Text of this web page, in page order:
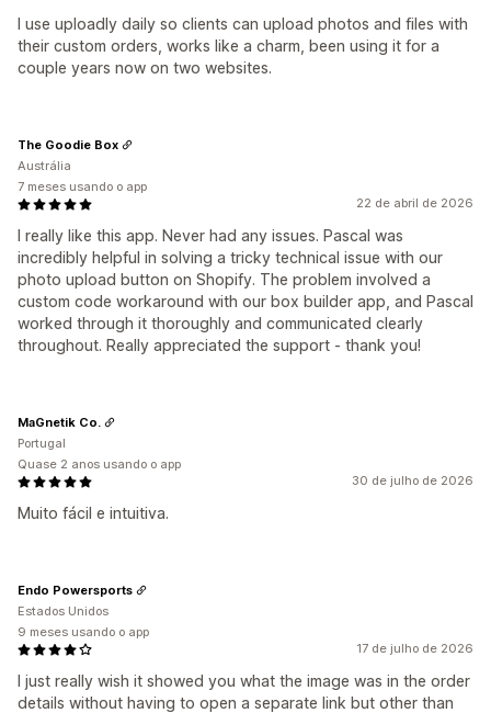
I use uploadly daily so clients can upload photos and files with
their custom orders, works like a charm, been using it for a
couple years now on two websites.
22 de abril de 2026
I really like this app. Never had any issues. Pascal was
incredibly helpful in solving a tricky technical issue with our
photo upload button on Shopify. The problem involved a
custom code workaround with our box builder app, and Pascal
worked through it thoroughly and communicated clearly
throughout. Really appreciated the support - thank you!
The Goodie Box
Austrália
7 meses usando o app
30 de julho de 2026
Muito fácil e intuitiva.
MaGnetik Co.
Portugal
Quase 2 anos usando o app
17 de julho de 2026
I just really wish it showed you what the image was in the order
details without having to open a separate link but other than
Endo Powersports
Estados Unidos
9 meses usando o app